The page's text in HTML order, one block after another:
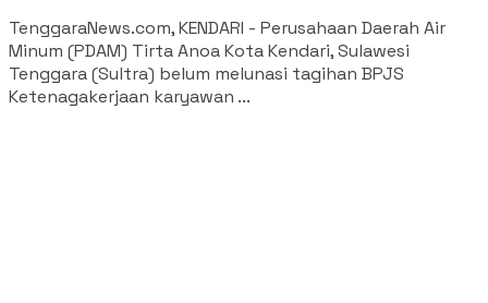
TenggaraNews.com, KENDARI - Perusahaan Daerah Air
Minum (PDAM) Tirta Anoa Kota Kendari, Sulawesi
Tenggara (Sultra) belum melunasi tagihan BPJS
Ketenagakerjaan karyawan ...